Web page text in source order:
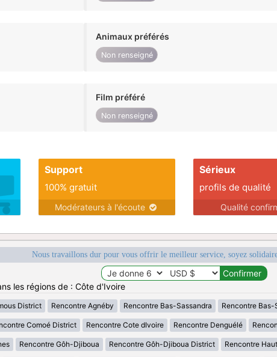
Animaux préférés
Non renseigné
Film préféré
Non renseigné
Support
100% gratuit
Modérateurs à l'écoute
Sérieux
profils de qualité
Qualité
Nous travaillons dur pour vous offrir le meilleur service, soyez
les régions de : Côte d'Ivoire
District Rencontre Agnéby Rencontre Bas-Sassandra Rencontre
Comoé District Rencontre Cote dIvoire Rencontre Denguélé
Rencontre Gôh-Djiboua Rencontre Gôh-Djiboua District Rencontre